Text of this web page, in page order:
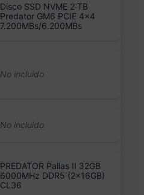
Disco SSD NVME 2 TB
Predator GM6 PCIE 4×4
7.200MBs/6.200MBs
PREDATOR Pallas II 32GB
6000MHz DDR5 (2x16GB)
CL36